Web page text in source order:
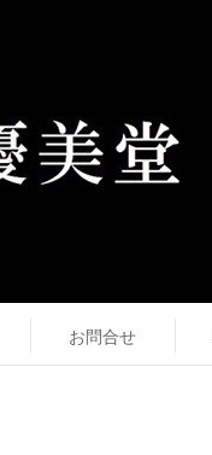
お問合せ